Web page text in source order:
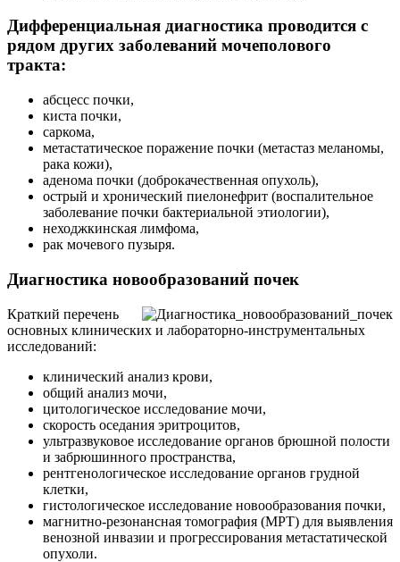
Дифференциальная диагностика проводится с
рядом других заболеваний мочеполового
тракта:
абсцесс почки,
киста почки,
саркома,
метастатическое поражение почки (метастаз меланомы,
рака кожи),
аденома почки (доброкачественная опухоль),
острый и хронический пиелонефрит (воспалительное
заболевание почки бактериальной этиологии),
неходжкинская лимфома,
рак мочевого пузыря.
Диагностика новообразований почек
Краткий перечень
основных клинических и лабораторно-инструментальных
исследований:
клинический анализ крови,
общий анализ мочи,
цитологическое исследование мочи,
скорость оседания эритроцитов,
ультразвуковое исследование органов брюшной полости
и забрюшинного пространства,
рентгенологическое исследование органов грудной
клетки,
гистологическое исследование новообразования почки,
магнитно-резонансная томография (МРТ) для выявления
венозной инвазии и прогрессирования метастатической
опухоли.